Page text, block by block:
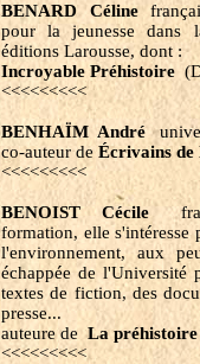
BENARD Céline
pour la jeunesse dans
éditions Larousse, dont :
Incroyable Préhistoire
<<<<<<<<<
BENHAÏM André
co-auteur de Écrivains
<<<<<<<<<
BENOIST Cécile
formation, elle s'intéresse
l'environnement, aux
échappée de l'Université
textes de fiction, des
presse...
auteure deLa préhistoire
<<<<<<<<<